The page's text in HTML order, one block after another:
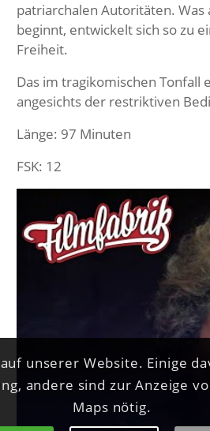
patriarchalen Autoritäten.
beginnt, entwickelt sich so zu
Freiheit.
Das im tragikomischen Tonfall
angesichts der restriktiven
Länge: 97 Minuten
FSK: 12
unserer Website. Einige
andere sind zur Anzeige
Maps nötig.